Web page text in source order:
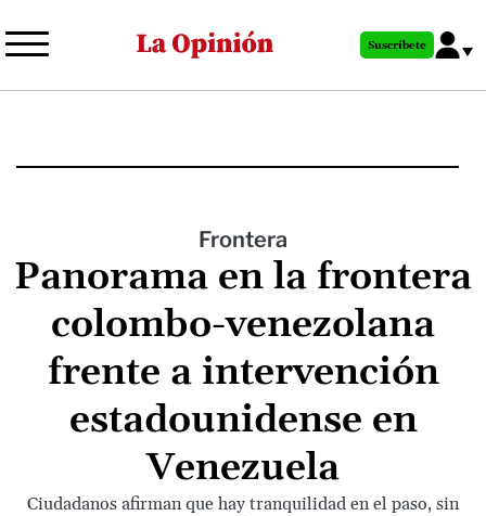
al
principal
Suscríbete
Frontera
Panorama en la frontera
colombo-venezolana
frente a intervención
estadounidense en
Venezuela
Ciudadanos afirman que hay tranquilidad en el paso, sin